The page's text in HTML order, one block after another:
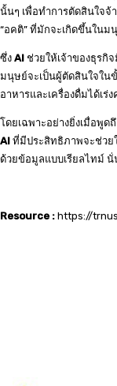
นั้นๆ เพื่อทำการตัดสินใจจ้
“อคติ” ที่มักจะเกิดขึ้นใน
ซึ่ง AI ช่วยให้เจ้าของธุรกิ
มนุษย์จะเป็นผู้ตัดสินใจใน
อาหารและเครื่องดื่มได้เร่
โดยเฉพาะอย่างยิ่งเมื่อพู
AI ที่มีประสิทธิภาพจะช่วย
ด้วยข้อมูลแบบเรียลไทม์
Resource : https://